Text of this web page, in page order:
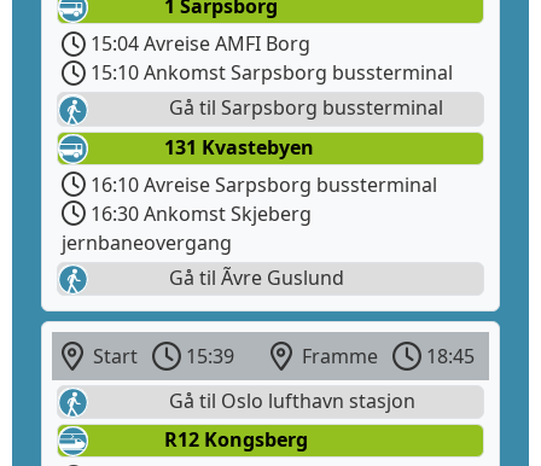
1 Sarpsborg
15:04 Avreise AMFI Borg
15:10 Ankomst Sarpsborg bussterminal
Gå til Sarpsborg bussterminal
131 Kvastebyen
16:10 Avreise Sarpsborg bussterminal
16:30 Ankomst Skjeberg
jernbaneovergang
Gå til Ãvre Guslund
Start 15:39 Framme
18:45
Gå til Oslo lufthavn stasjon
R12 Kongsberg